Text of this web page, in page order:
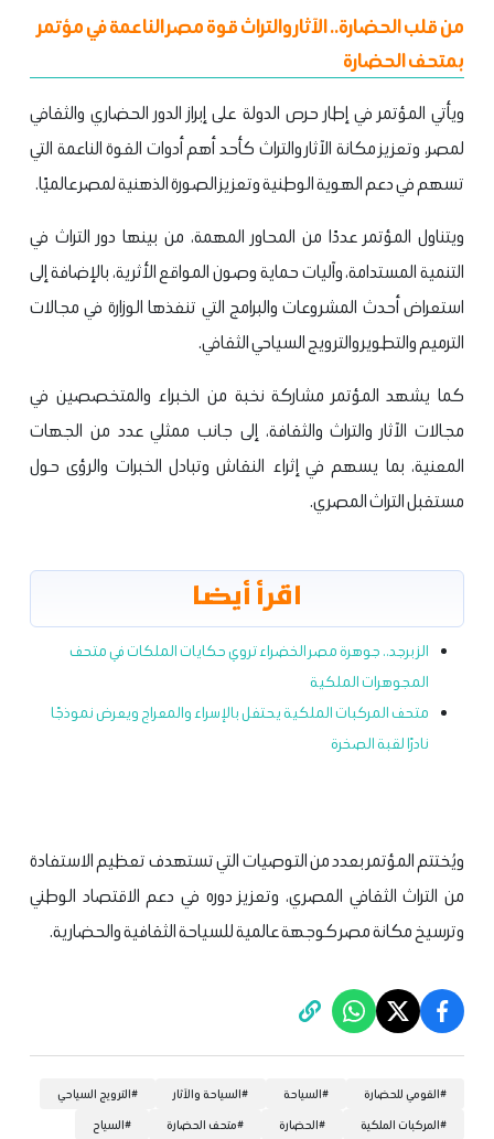
من قلب الحضارة.. الآثار والتراث قوة مصر الناعمة في مؤتمر
بمتحف الحضارة
ويأتي المؤتمر في إطار حرص الدولة على إبراز الدور الحضاري والثقافي
لمصر، وتعزيز مكانة الآثار والتراث كأحد أهم أدوات القوة الناعمة التي
تسهم في دعم الهوية الوطنية وتعزيز الصورة الذهنية لمصر عالميًا.
ويتناول المؤتمر عددًا من المحاور المهمة، من بينها دور التراث في
التنمية المستدامة، وآليات حماية وصون المواقع الأثرية، بالإضافة إلى
استعراض أحدث المشروعات والبرامج التي تنفذها الوزارة في مجالات
الترميم والتطوير والترويج السياحي الثقافي.
كما يشهد المؤتمر مشاركة نخبة من الخبراء والمتخصصين في
مجالات الآثار والتراث والثقافة، إلى جانب ممثلي عدد من الجهات
المعنية، بما يسهم في إثراء النقاش وتبادل الخبرات والرؤى حول
مستقبل التراث المصري.
اقرأ أيضا
الزبرجد.. جوهرة مصر الخضراء تروي حكايات الملكات في متحف
المجوهرات الملكية
متحف المركبات الملكية يحتفل بالإسراء والمعراج ويعرض نموذجًا
نادرًا لقبة الصخرة
ويُختتم المؤتمر بعدد من التوصيات التي تستهدف تعظيم الاستفادة
من التراث الثقافي المصري، وتعزيز دوره في دعم الاقتصاد الوطني
وترسيخ مكانة مصر كوجهة عالمية للسياحة الثقافية والحضارية.
#القومي للحضارة #السياحة #السياحة والآثار #الترويج السياحي
#المركبات الملكية #الحضارة #متحف الحضارة #السياح